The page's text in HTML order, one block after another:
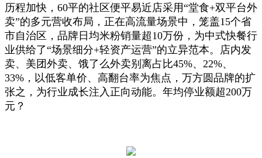
历程加快，60平的社区便平易近店采用“堂食+双平台外
卖”的多元营收布局，正在高流量场景中，笼盖15个省
市自治区，品牌日均米粉销量超10万份，为中式快餐行
业供给了“场景细分+轻资产运营”的立异范本。店内发
卖、美团外卖、饿了么外卖别离占比45%、22%、
33%，以低客单价、高翻台率为焦点，万方圆品牌的扩
张之，为行业成长注入正向动能。年均停业额超200万
元？